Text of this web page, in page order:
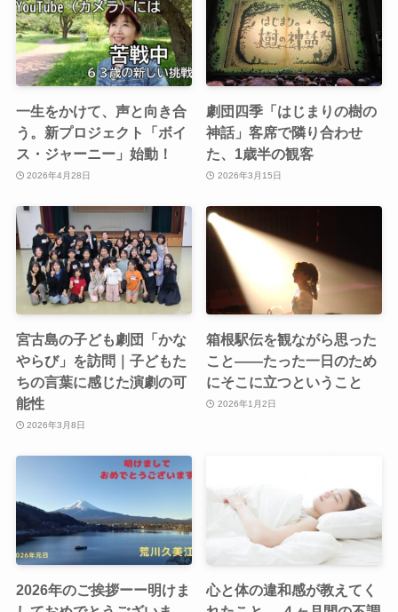
一生をかけて、声と向き合
う。新プロジェクト「ボイ
ス・ジャーニー」始動！
2026年4月28日
劇団四季「はじまりの樹の
神話」客席で隣り合わせ
た、1歳半の観客
2026年3月15日
宮古島の子ども劇団「かな
やらび」を訪問｜子どもた
ちの言葉に感じた演劇の可
能性
2026年3月8日
箱根駅伝を観ながら思った
こと――たった一日のため
にそこに立つということ
2026年1月2日
2026年のご挨拶ーー明けま
心と体の違和感が教えてく